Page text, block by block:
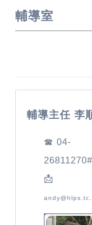
輔導室
輔導主任 李
☎ 04-
📩